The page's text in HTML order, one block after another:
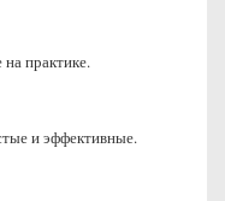
практике.
и эффективные.